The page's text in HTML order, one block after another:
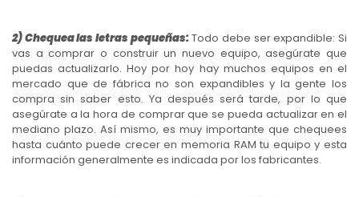
2) Chequea las letras pequeñas:Todo debe ser expandible: Si
vas a comprar o construir un nuevo equipo, asegúrate que
puedas actualizarlo. Hoy por hoy hay muchos equipos en el
mercado que de fábrica no son expandibles y la gente los
compra sin saber esto. Ya después será tarde, por lo que
asegúrate a la hora de comprar que se pueda actualizar en el
mediano plazo. Así mismo, es muy importante que chequees
hasta cuánto puede crecer en memoria RAM tu equipo y esta
información generalmente es indicada por los fabricantes.